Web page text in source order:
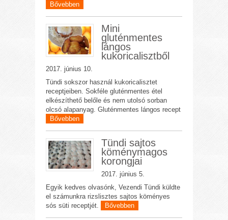
Bővebben
Mini
gluténmentes
lángos
kukoricalisztből
2017. június 10.
Tündi sokszor használ kukoricalisztet
receptjeiben. Sokféle gluténmentes étel
elkészíthető belőle és nem utolsó sorban
olcsó alapanyag. Gluténmentes lángos recept
Bővebben
Tündi sajtos
köménymagos
korongjai
2017. június 5.
Egyik kedves olvasónk, Vezendi Tündi küldte
el számunkra rizslisztes sajtos köményes
sós süti receptjét.
Bővebben